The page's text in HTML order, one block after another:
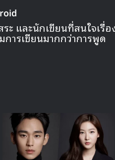
ะ และนักเขียนที่สนใจเรื่อ
การเขียนมากกว่าการพูด